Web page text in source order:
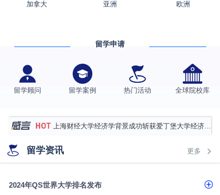
加拿大 亚洲 欧洲
留学申请
留学顾问 留学案例 热门活动 全球院校库
格拉斯哥大学国际商务硕士录取案例
伯明翰大学数字媒体与创意产业硕士录取案例
Offer
上海财经大学经济学背景成功斩获爱丁堡大学经济学
硕士录取
数学背景的他，靠“供应链”故事敲开哥大、宾大之门
专科逆袭伦敦大学学院UCL录取案例解析
留学资讯 更多
2024年QS世界大学排名发布